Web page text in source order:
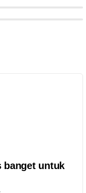
banget untuk